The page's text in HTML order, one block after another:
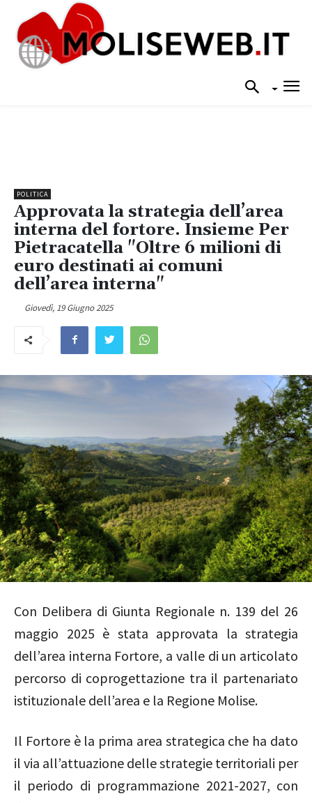
POLITICA
Approvata la strategia dell’area
interna del fortore. Insieme Per
Pietracatella "Oltre 6 milioni di
euro destinati ai comuni
dell’area interna"
Giovedì, 19 Giugno 2025
Con Delibera di Giunta Regionale n. 139 del 26
maggio 2025 è stata approvata la strategia
dell’area interna Fortore, a valle di un articolato
percorso di coprogettazione tra il partenariato
istituzionale dell’area e la Regione Molise.
Il Fortore è la prima area strategica che ha dato
il via all’attuazione delle strategie territoriali per
il periodo di programmazione 2021-2027, con